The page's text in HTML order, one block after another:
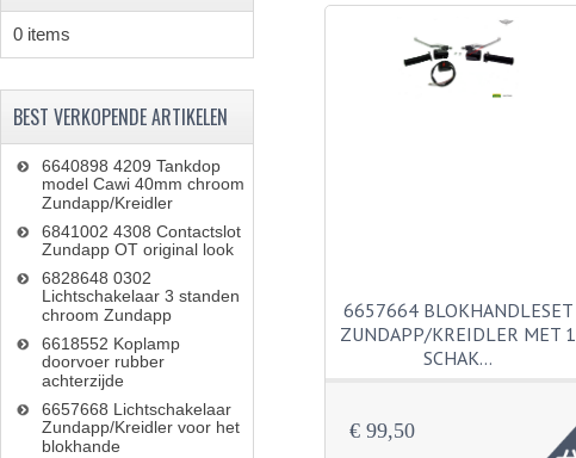
6657664 BLOKHANDLESET
ZUNDAPP/KREIDLER MET 1
SCHAK…
€ 99,50
0 items
BEST VERKOPENDE ARTIKELEN
6640898 4209 Tankdop
model Cawi 40mm chroom
Zundapp/Kreidler
6841002 4308 Contactslot
Zundapp OT original look
6828648 0302
Lichtschakelaar 3 standen
chroom Zundapp
6618552 Koplamp
doorvoer rubber
achterzijde
6657668 Lichtschakelaar
Zundapp/Kreidler voor het
blokhande